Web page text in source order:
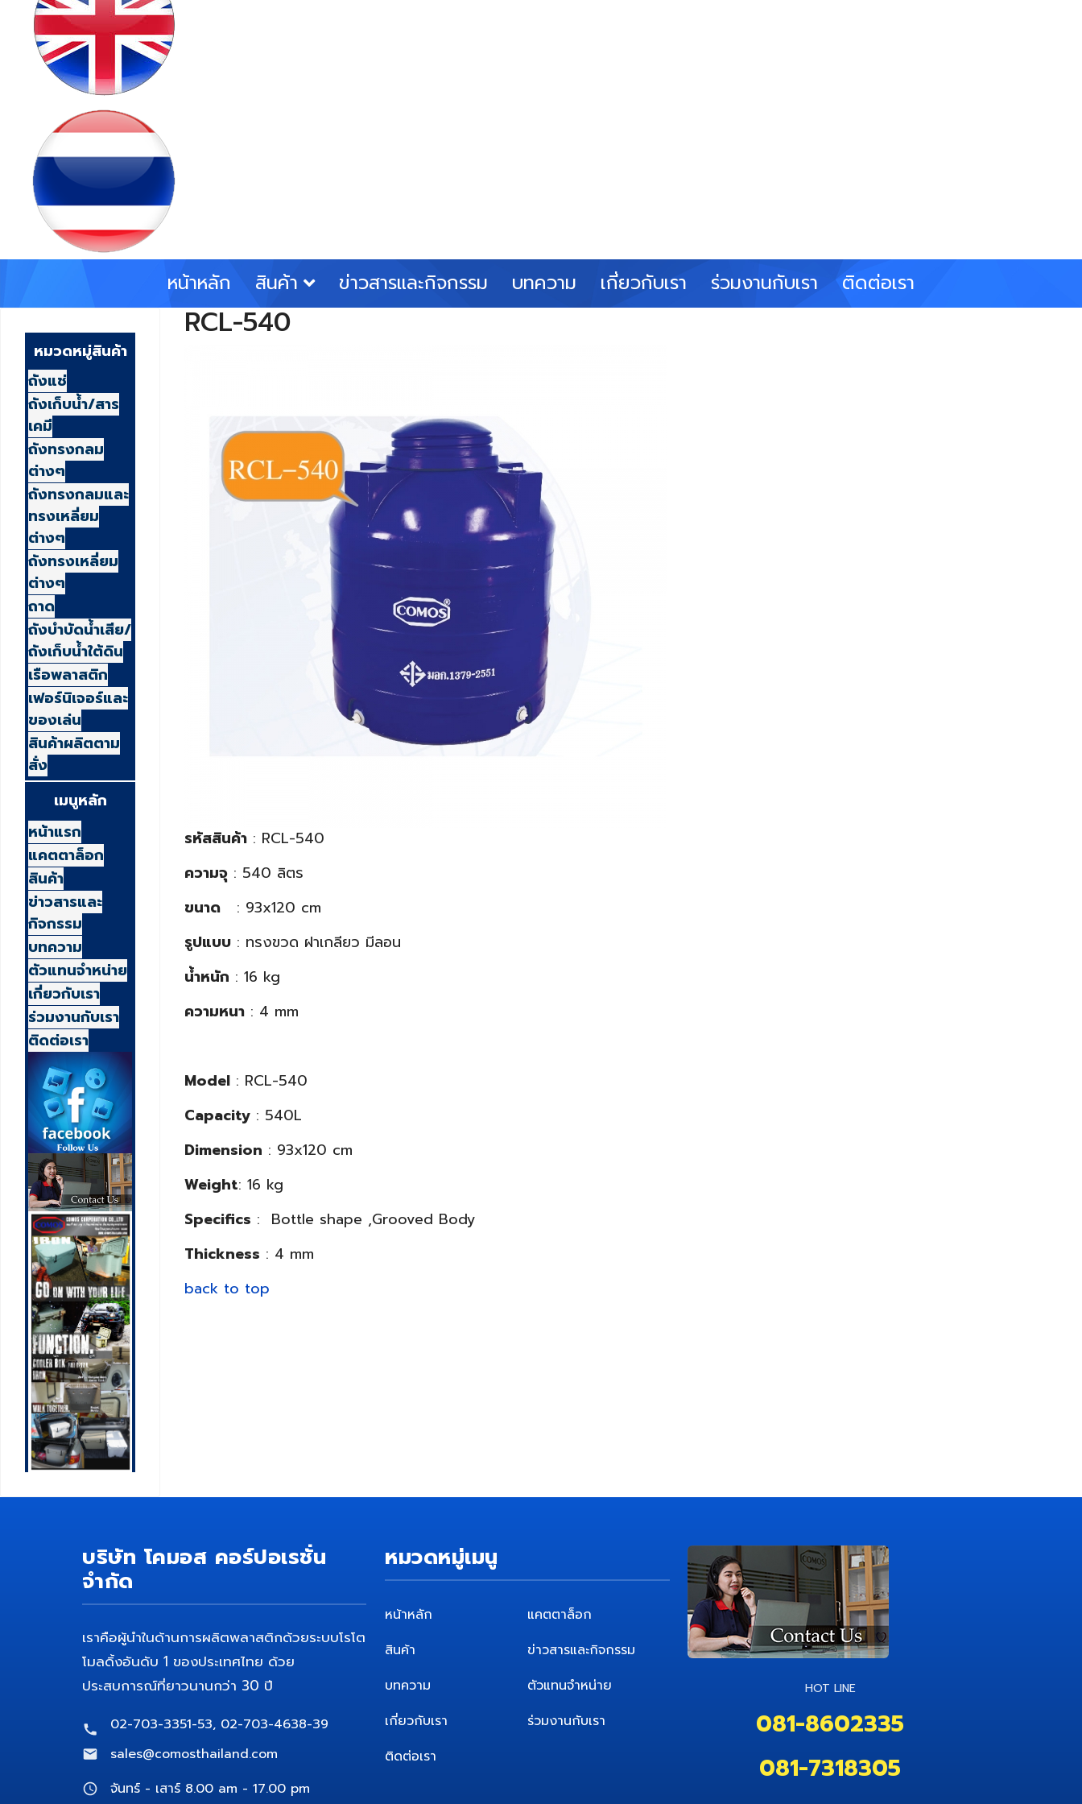
หน้าหลัก สินค้า ข่าวสารและกิจกรรม บทความ เกี่ยวกับเรา ร่วมงานกับเรา ติดต่อเรา
หมวดหมู่สินค้า
ถังแช่
ถังเก็บน้ำ/สาร
เคมี
ถังทรงกลม
ต่างๆ
ถังทรงกลมและ
ทรงเหลี่ยม
ต่างๆ
ถังทรงเหลี่ยม
ต่างๆ
ถาด
ถังบำบัดน้ำเสีย/
ถังเก็บน้ำใต้ดิน
เรือพลาสติก
เฟอร์นิเจอร์และ
ของเล่น
สินค้าผลิตตาม
สั่ง
เมนูหลัก
หน้าแรก
แคตตาล็อก
สินค้า
ข่าวสารและ
กิจกรรม
บทความ
ตัวแทนจำหน่าย
เกี่ยวกับเรา
ร่วมงานกับเรา
ติดต่อเรา
RCL-540
รหัสสินค้า : RCL-540
ความจุ : 540 ลิตร
ขนาด
: 93x120 cm
รูปแบบ : ทรงขวด ฝาเกลียว มีลอน
น้ำหนัก : 16 kg
ความหนา : 4 mm
Model : RCL-540
Capacity : 540L
Dimension : 93x120 cm
Weight: 16 kg
Specifics : Bottle shape ,Grooved Body
Thickness : 4 mm
back to top
บริษัท โคมอส คอร์ปอเรชั่น
จำกัด
เราคือผู้นำในด้านการผลิตพลาสติกด้วยระบบโรโต
โมลดิ้งอันดับ 1 ของประเทศไทย ด้วย
ประสบการณ์ที่ยาวนานกว่า 30 ปี
02-703-3351-53, 02-703-4638-39
sales@comosthailand.com
จันทร์ - เสาร์ 8.00 am - 17.00 pm
หมวดหมู่เมนู
หน้าหลัก
แคตตาล็อก
สินค้า
ข่าวสารและกิจกรรม
บทความ
ตัวแทนจำหน่าย
เกี่ยวกับเรา
ร่วมงานกับเรา
ติดต่อเรา
HOT LINE
081-8602335
081-7318305